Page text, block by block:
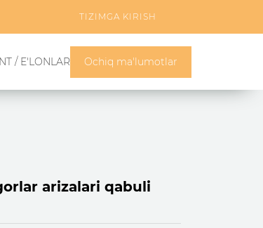
TIZIMGA KIRISH
/ E'LONLAR Ochiq ma'lumotlar
arizalari qabuli